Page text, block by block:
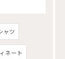
ャツ
ネート